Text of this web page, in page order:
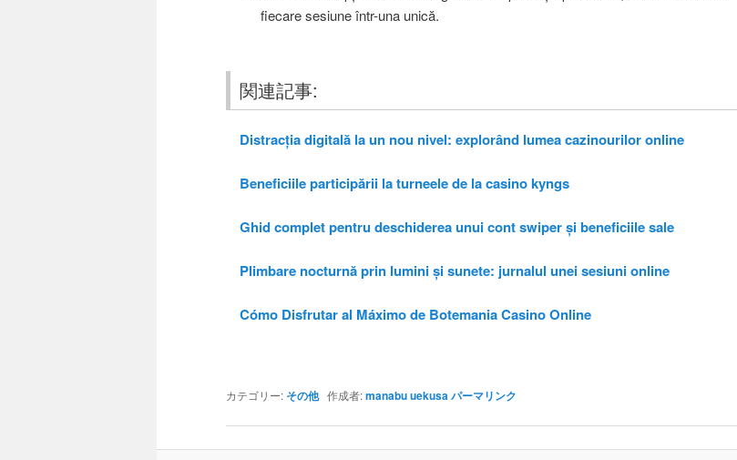
fiecare sesiune într-una unică.
関連記事:
Distracția digitală la un nou nivel: explorând lumea cazinourilor online
Beneficiile participării la turneele de la casino kyngs
Ghid complet pentru deschiderea unui cont swiper și beneficiile sale
Plimbare nocturnă prin lumini și sunete: jurnalul unei sesiuni online
Cómo Disfrutar al Máximo de Botemania Casino Online
カテゴリー: その他作成者:manabu uekusaパーマリンク